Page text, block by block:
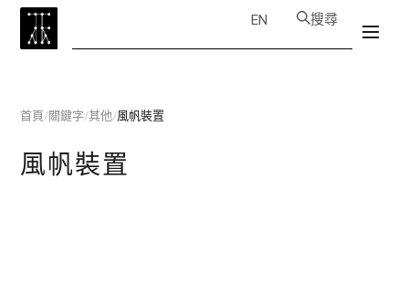
EN 搜尋
首頁/關鍵字/其他/風帆裝置
風帆裝置